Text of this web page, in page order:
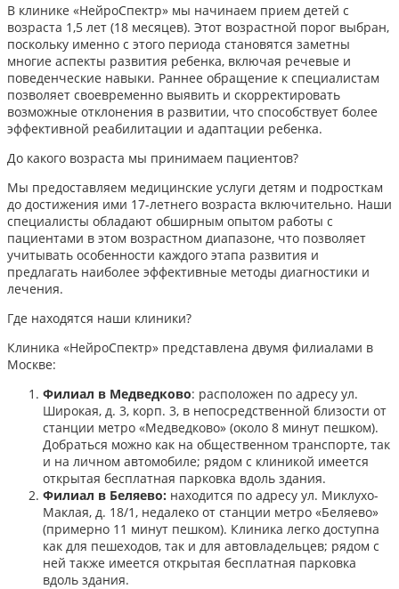
В клинике «НейроСпектр» мы начинаем прием детей с
возраста 1,5 лет (18 месяцев). Этот возрастной порог выбран,
поскольку именно с этого периода становятся заметны
многие аспекты развития ребенка, включая речевые и
поведенческие навыки. Раннее обращение к специалистам
позволяет своевременно выявить и скорректировать
возможные отклонения в развитии, что способствует более
эффективной реабилитации и адаптации ребенка.​
До какого возраста мы принимаем пациентов?
Мы предоставляем медицинские услуги детям и подросткам
до достижения ими 17-летнего возраста включительно. Наши
специалисты обладают обширным опытом работы с
пациентами в этом возрастном диапазоне, что позволяет
учитывать особенности каждого этапа развития и
предлагать наиболее эффективные методы диагностики и
лечения.​
Где находятся наши клиники?
Клиника «НейроСпектр» представлена двумя филиалами в
Москве:​
Филиал в Медведково: расположен по адресу ул.
Широкая, д. 3, корп. 3, в непосредственной близости от
станции метро «Медведково» (около 8 минут пешком).
Добраться можно как на общественном транспорте, так
и на личном автомобиле; рядом с клиникой имеется
открытая бесплатная парковка вдоль здания.
Филиал в Беляево: находится по адресу ул. Миклухо-
Маклая, д. 18/1, недалеко от станции метро «Беляево»
(примерно 11 минут пешком). Клиника легко доступна
как для пешеходов, так и для автовладельцев; рядом с
ней также имеется открытая бесплатная парковка
вдоль здания.